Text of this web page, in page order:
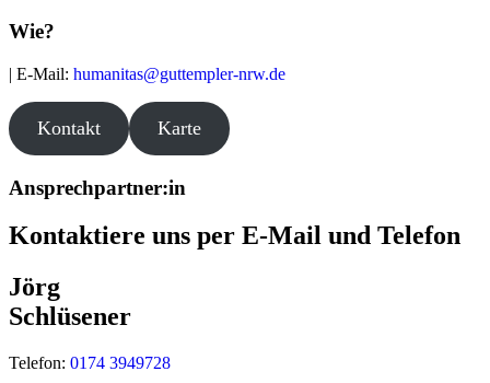
Wie?
| E-Mail: humanitas@guttempler-nrw.de
Kontakt Karte
Ansprechpartner:in
Kontaktiere uns per E-Mail und Telefon
Jörg
Schlüsener
Telefon: 0174 3949728